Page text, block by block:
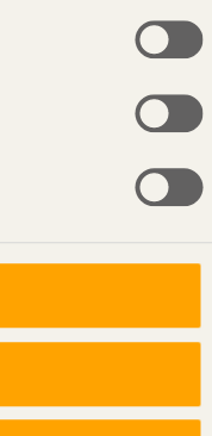
samtycke.
träprodukter och
samhälle och
vi genom att